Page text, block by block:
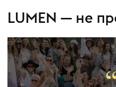
LUMEN — не